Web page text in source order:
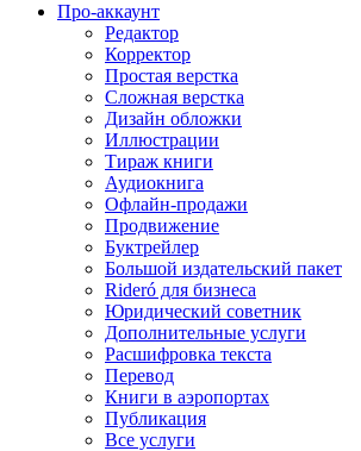
Про-аккаунт
Редактор
Корректор
Простая верстка
Сложная верстка
Дизайн обложки
Иллюстрации
Тираж книги
Аудиокнига
Офлайн-продажи
Продвижение
Буктрейлер
Большой издательский пакет
Rideró для бизнеса
Юридический советник
Дополнительные услуги
Расшифровка текста
Перевод
Книги в аэропортах
Публикация
Все услуги